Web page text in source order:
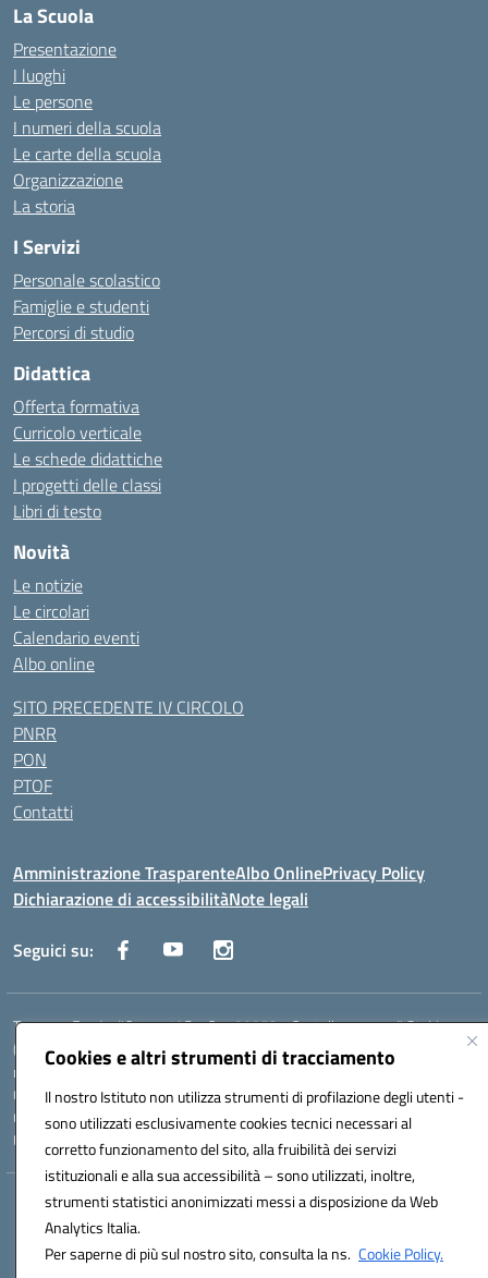
Cookies e altri strumenti di tracciamento
Il nostro Istituto non utilizza strumenti di profilazione degli utenti -
sono utilizzati esclusivamente cookies tecnici necessari al
corretto funzionamento del sito, alla fruibilità dei servizi
istituzionali e alla sua accessibilità – sono utilizzati, inoltre,
strumenti statistici anonimizzati messi a disposizione da Web
Analytics Italia.
Per saperne di più sul nostro sito, consulta la ns. Cookie Policy.
La Scuola
Presentazione
I luoghi
Le persone
I numeri della scuola
Le carte della scuola
Organizzazione
La storia
I Servizi
Personale scolastico
Famiglie e studenti
Percorsi di studio
Didattica
Offerta formativa
Curricolo verticale
Le schede didattiche
I progetti delle classi
Libri di testo
Novità
Le notizie
Le circolari
Calendario eventi
Albo online
SITO PRECEDENTE IV CIRCOLO
PNRR
PON
PTOF
Contatti
Amministrazione TrasparenteAlbo OnlinePrivacy Policy
Dichiarazione di accessibilitàNote legali
Seguici su:
Traversa Fondo d'Orto n.19B - Cap 80053 - Castellammare di Stabia
(NA) - Tel. 0818701043 - Mail: naic847006@istruzione.it - PEC:
naic847006@pec.istruzione.it
Codice meccanografico: NAIC847006 - Codice iPA: istsc_naic847006 -
C.F. 82009060631 - Codice univoco fatturazione elettronica (CUF):
UFUAUC
Hosting & Powered by 3D Solution S.r.l.
Concept & Design by Designers Italia